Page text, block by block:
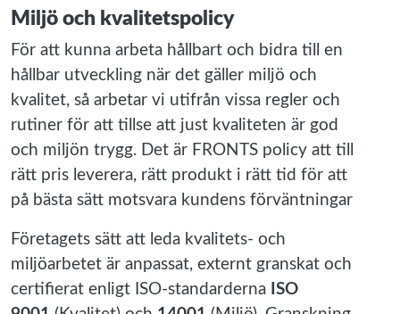
Miljö och kvalitetspolicy
För att kunna arbeta hållbart och bidra till en
hållbar utveckling när det gäller miljö och
kvalitet, så arbetar vi utifrån vissa regler och
rutiner för att tillse att just kvaliteten är god
och miljön trygg. Det är FRONTS policy att till
rätt pris leverera, rätt produkt i rätt tid för att
på bästa sätt motsvara kundens förväntningar
Företagets sätt att leda kvalitets- och
miljöarbetet är anpassat, externt granskat och
certifierat enligt ISO-standarderna ISO